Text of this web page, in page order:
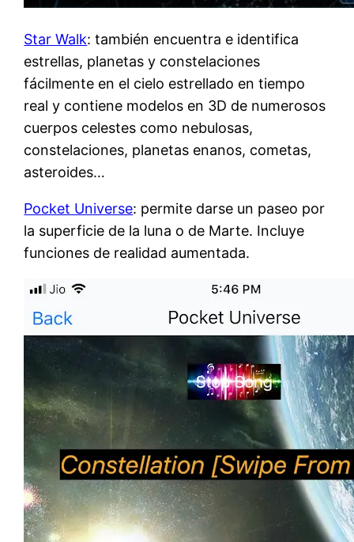
Star Walk: también encuentra e identifica
estrellas, planetas y constelaciones
fácilmente en el cielo estrellado en tiempo
real y contiene modelos en 3D de numerosos
cuerpos celestes como nebulosas,
constelaciones, planetas enanos, cometas,
asteroides…
Pocket Universe: permite darse un paseo por
la superficie de la luna o de Marte. Incluye
funciones de realidad aumentada.